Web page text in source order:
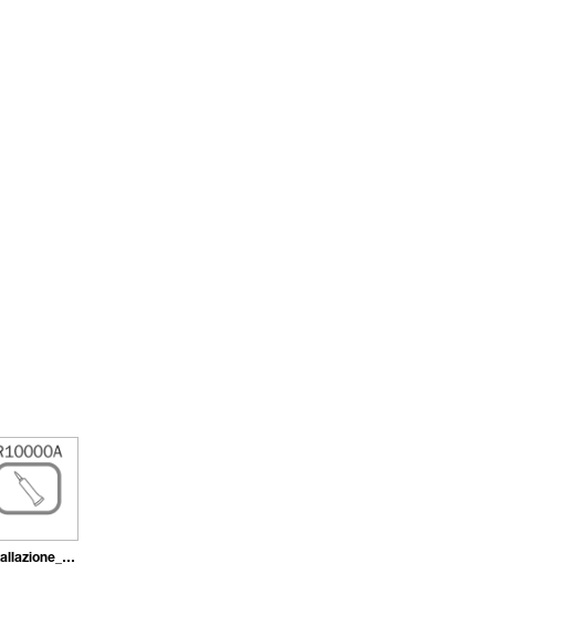
Installazione_con_adesivo_in_pasta